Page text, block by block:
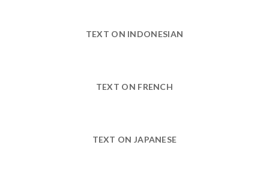
TEXT ON INDONESIAN
TEXT ON FRENCH
TEXT ON JAPANESE